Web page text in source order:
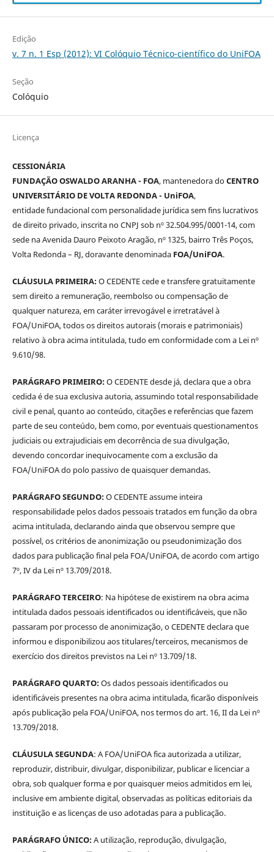
Edição
v. 7 n. 1 Esp (2012): VI Colóquio Técnico-científico do UniFOA
Seção
Colóquio
Licença
CESSIONÁRIA
FUNDAÇÃO OSWALDO ARANHA - FOA, mantenedora doCENTRO
UNIVERSITÁRIO DE VOLTA REDONDA - UniFOA,
entidade fundacional com personalidade jurídica sem fins lucrativos
de direito privado, inscrita no CNPJ sob nº 32.504.995/0001-14, com
sede na Avenida Dauro Peixoto Aragão, nº 1325, bairro Três Poços,
Volta Redonda – RJ, doravante denominada FOA/UniFOA.
CLÁUSULA PRIMEIRA:O CEDENTE cede e transfere gratuitamente
sem direito a remuneração, reembolso ou compensação de
qualquer natureza, em caráter irrevogável e irretratável à
FOA/UniFOA, todos os direitos autorais (morais e patrimoniais)
relativo à obra acima intitulada, tudo em conformidade com a Lei nº
9.610/98.
PARÁGRAFO PRIMEIRO:O CEDENTE desde já, declara que a obra
cedida é de sua exclusiva autoria, assumindo total responsabilidade
civil e penal, quanto ao conteúdo, citações e referências que fazem
parte de seu conteúdo, bem como, por eventuais questionamentos
judiciais ou extrajudiciais em decorrência de sua divulgação,
devendo concordar inequivocamente com a exclusão da
FOA/UniFOA do polo passivo de quaisquer demandas.
PARÁGRAFO SEGUNDO:O CEDENTE assume inteira
responsabilidade pelos dados pessoais tratados em função da obra
acima intitulada, declarando ainda que observou sempre que
possível, os critérios de anonimização ou pseudonimização dos
dados para publicação final pela FOA/UniFOA, de acordo com artigo
7º, IV da Lei nº 13.709/2018.
PARÁGRAFO TERCEIRO: Na hipótese de existirem na obra acima
intitulada dados pessoais identificados ou identificáveis, que não
passaram por processo de anonimização, o CEDENTE declara que
informou e disponibilizou aos titulares/terceiros, mecanismos de
exercício dos direitos previstos na Lei nº 13.709/18.
PARÁGRAFO QUARTO:Os dados pessoais identificados ou
identificáveis presentes na obra acima intitulada, ficarão disponíveis
após publicação pela FOA/UniFOA, nos termos do art. 16, II da Lei nº
13.709/2018.
CLÁUSULA SEGUNDA: A FOA/UniFOA fica autorizada a utilizar,
reproduzir, distribuir, divulgar, disponibilizar, publicar e licenciar a
obra, sob qualquer forma e por quaisquer meios admitidos em lei,
inclusive em ambiente digital, observadas as políticas editoriais da
instituição e as licenças de uso adotadas para a publicação.
PARÁGRAFO ÚNICO:A utilização, reprodução, divulgação,